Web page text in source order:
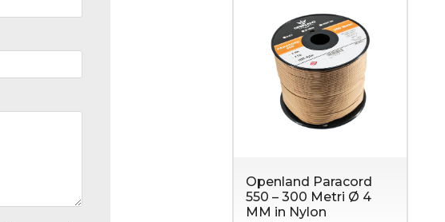
Openland Paracord
550 – 300 Metri Ø 4
MM in Nylon